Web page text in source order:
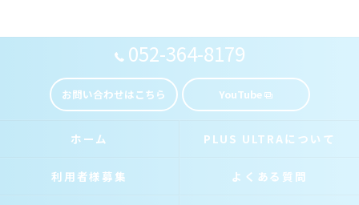
052-364-8179
お問い合わせはこちら YouTube
ホーム PLUS ULTRAについて
利用者様募集 よくある質問